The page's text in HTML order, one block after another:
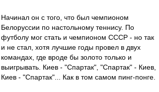
Начинал он с того, что был чемпионом
Белоруссии по настольному теннису. По
футболу мог стать и чемпионом СССР - но так
и не стал, хотя лучшие годы провел в двух
командах, где вроде бы золото только и
выигрывать. Киев - "Спартак", "Спартак" - Киев,
Киев - "Спартак"... Как в том самом пинг-понге.